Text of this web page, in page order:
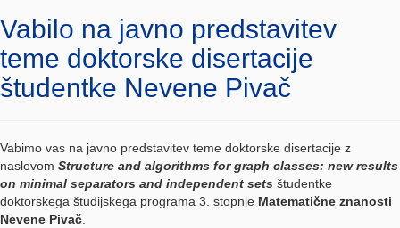
Vabilo na javno predstavitev
teme doktorske disertacije
študentke Nevene Pivač
Vabimo vas na javno predstavitev teme doktorske disertacije z
naslovom Structure and algorithms for graph classes: new results
on minimal separators and independent sets študentke
doktorskega študijskega programa 3. stopnje Matematične znanosti
Nevene Pivač